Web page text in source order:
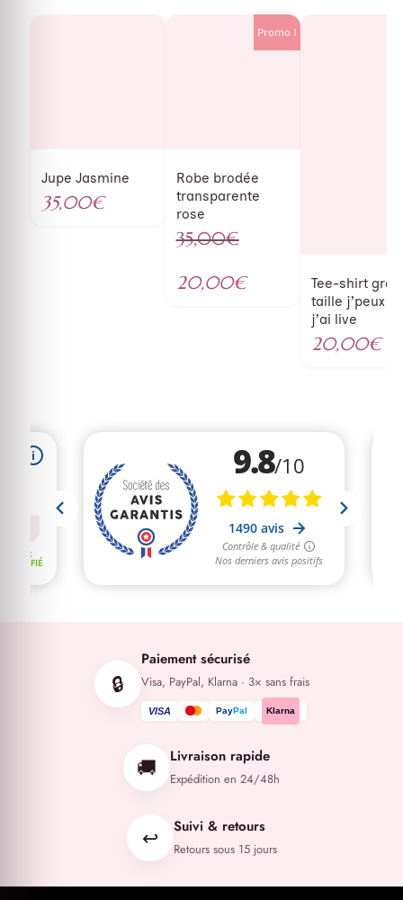
Jupe Jasmine
35,00€
Robe brodée
transparente
rose
35,00€
prix
20,00€
Promo !
Tee-shirt
taille j’peux
j’ai live
20,00€
🔒
Paiement sécurisé
Visa, PayPal, Klarna · 3× sans frais
VISA PayPal Klarna
🚚 Livraison rapide
Expédition en 24/48h
↩️ Suivi & retours
Retours sous 15 jours